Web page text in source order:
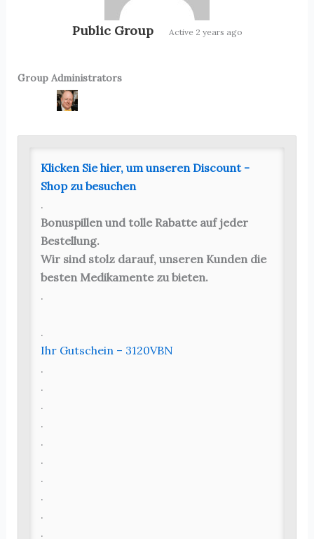
Public Group Active 2 years ago
Group
Group Administrators
Klicken Sie hier, um unseren Discount -
Shop zu besuchen
.
Bonuspillen und tolle Rabatte auf jeder
Bestellung.
Wir sind stolz darauf, unseren Kunden die
besten Medikamente zu bieten.
.
.
Ihr Gutschein – 3120VBN
.
.
.
.
.
.
.
.
.
.